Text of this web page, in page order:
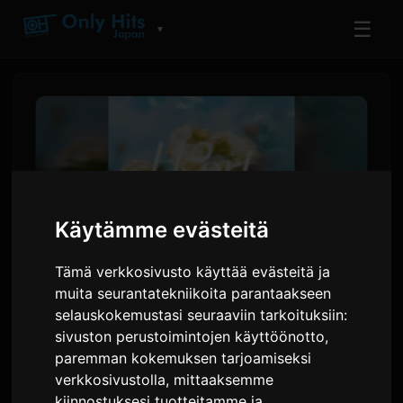
Käytämme evästeitä
Tämä verkkosivusto käyttää evästeitä ja
muita seurantatekniikoita parantaakseen
selauskokemustasi seuraaviin tarkoituksiin:
sivuston perustoimintojen käyttöönotto,
paremman kokemuksen tarjoamiseksi
verkkosivustolla, mittaaksemme
▼ ☰
Hana Hope julkaisee 'Hearts
Glow' -singlen anime-sarjalle
'Sayonara Lara'